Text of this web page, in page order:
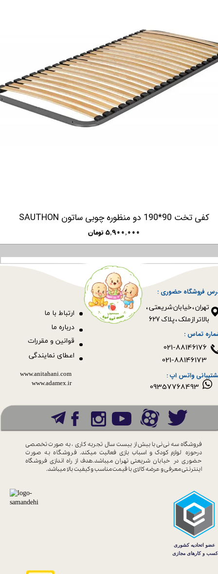
کفی تخت 90*190 دو منظوره چوبی ساتون SAUTHON
۵,۹۰۰,۰۰۰ تومان
فروشگاه حضوری :
​​​​​​​تهران ، خیابان شریعتی ،
بالاتر از ملک ، پلاک 627​​​​​​​
قوانین و مقررات
ارتباط با ما
09357768493
درباره ما
اعطای نمایندگی
www.anitahani.com
www.ada​​​​​​​mex.ir
فروشگاه سه نی نی با بیش از بیست سال تجربه کاری ، به صورت تخصصی
درحوزه لوازم کودک و اسباب بازی فعالیت میکند. فروشگاه به صورت
حضوری در خیابان شریعتی تهران میباشد.هدف از راه اندازی فروشگاه
اینترنتی معرفی و عرضه کالای باقیمت مناسب و کیفیت بالا میباشد.
تماس :
واتس اپ :